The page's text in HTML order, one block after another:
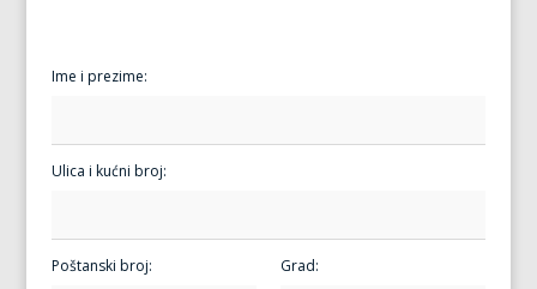
Ime i prezime:
Ulica i kućni broj:
Poštanski broj: Grad: